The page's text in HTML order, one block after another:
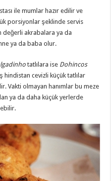
ile mumlar hazır edilir ve
porsiyonlar şeklinde servis
değerli akrabalara ya da
ya da baba olur.
tatlılara ise Dohincos
hindistan cevizli küçük tatlılar
Vakti olmayan hanımlar bu meze
ya da daha küçük yerlerde